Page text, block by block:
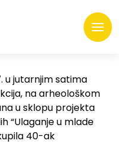
u jutarnjim satima
na arheološkom
u sklopu projekta
“Ulaganje u mlade
40-ak